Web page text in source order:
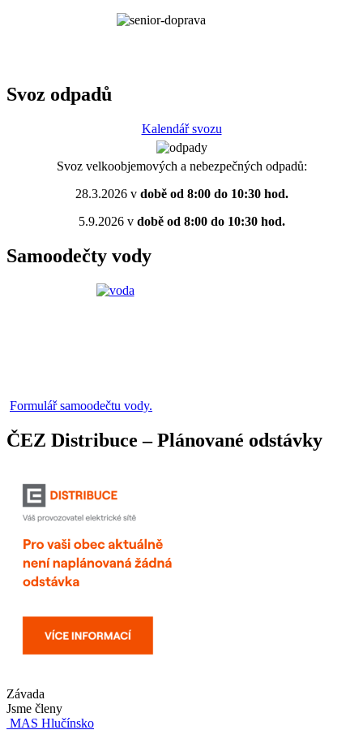
Svoz odpadů
Kalendář svozu
Svoz velkoobjemových a nebezpečných odpadů:
28.3.2026 vdobě od 8:00 do 10:30 hod.
5.9.2026 vdobě od 8:00 do 10:30 hod.
Samoodečty vody
Formulář samoodečtu vody.
ČEZ Distribuce – Plánované odstávky
Závada
Jsme členy
MAS Hlučínsko